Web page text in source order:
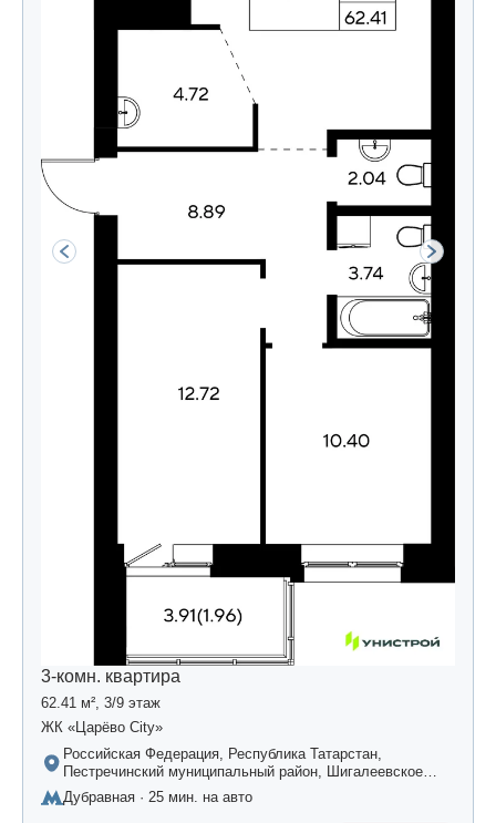
3-комн. квартира
62.41 м², 3/9 этаж
ЖК «Царёво City»
Российская Федерация, Республика Татарстан,
Пестречинский муниципальный район, Шигалеевское
сельское поселение, жилой комплекс «Усадьба
Царево-2», дом 3
Дубравная · 25 мин. на авто